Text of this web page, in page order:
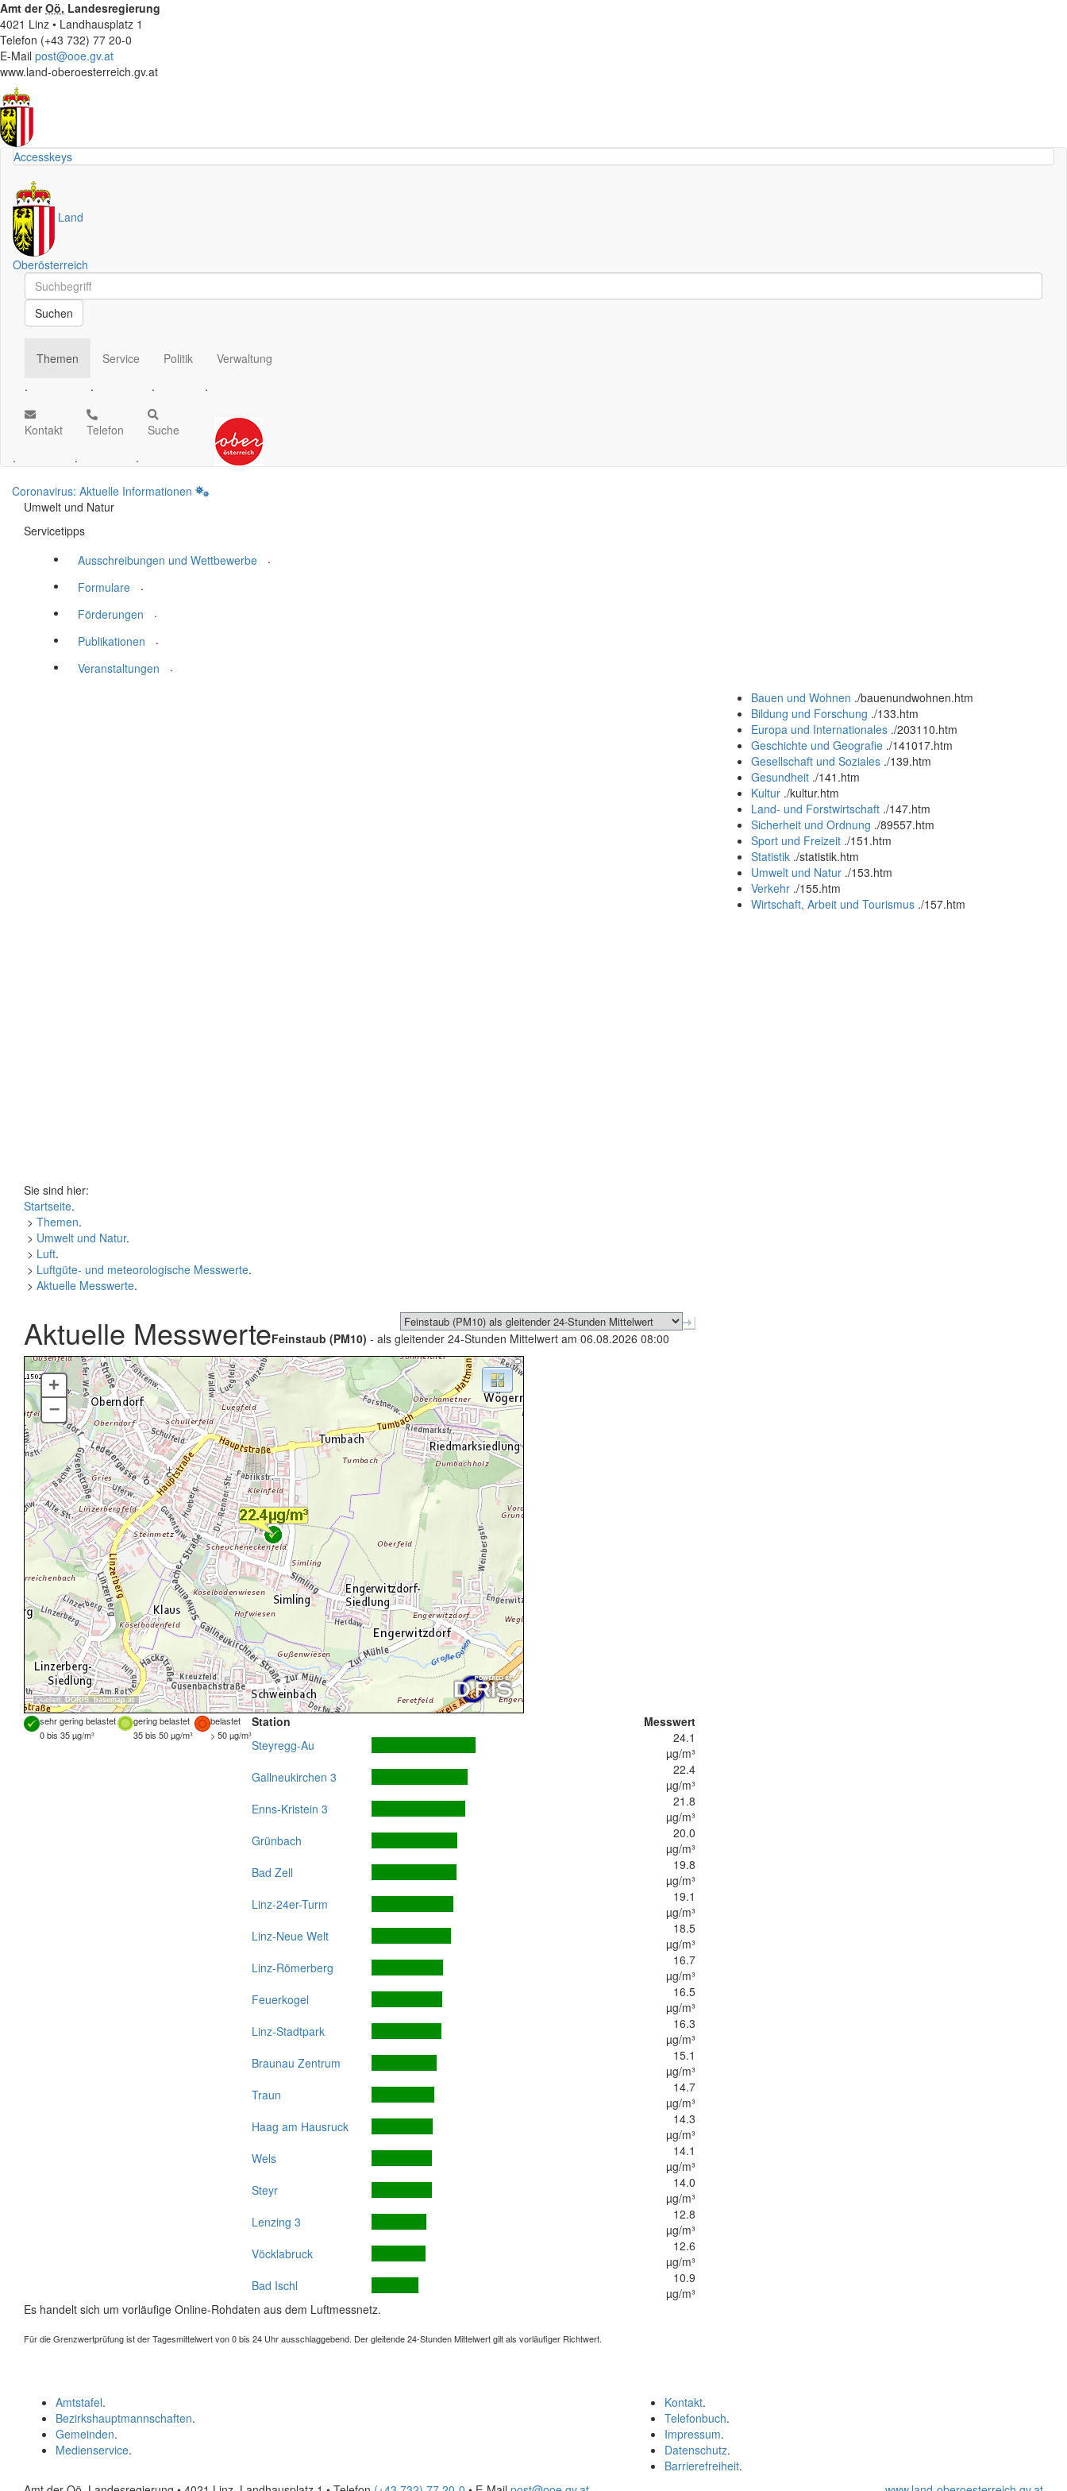
Amt derOö. Landesregierung
4021 Linz • Landhausplatz 1
Telefon (+43 732) 77 20-0
E-Mail post@ooe.gv.at
www.land-oberoesterreich.gv.at
Accesskeys
Land
Oberösterreich
Schnellsuche
Schnellsuche
Suchen
Themen
.
Service
.
Politik
.
Verwaltung
.
Kontakt
.
Telefon
.
Suche
.
Coronavirus: Aktuelle Informationen
Umwelt und Natur
Servicetipps
Ausschreibungen und Wettbewerbe
.
Formulare
.
Förderungen
.
Publikationen
.
Veranstaltungen
.
Bauen und Wohnen ./bauenundwohnen.htm
Bildung und Forschung ./133.htm
Europa und Internationales ./203110.htm
Geschichte und Geografie ./141017.htm
Gesellschaft und Soziales ./139.htm
Gesundheit ./141.htm
Kultur ./kultur.htm
Land- und Forstwirtschaft ./147.htm
Sicherheit und Ordnung ./89557.htm
Sport und Freizeit ./151.htm
Statistik ./statistik.htm
Umwelt und Natur ./153.htm
Verkehr ./155.htm
Wirtschaft, Arbeit und Tourismus ./157.htm
Sie sind hier:
Startseite.
> Themen.
> Umwelt und Natur.
> Luft.
> Luftgüte- und meteorologische Messwerte.
> Aktuelle Messwerte.
Aktuelle MesswerteFeinstaub (PM10) - als gleitender 24-Stunden Mittelwert am 06.08.2026 08:00
Quellen: DORIS, basemap.at
+
–
sehr gering belastet gering belastet
belastet
0 bis 35 µg/m³
35 bis 50 µg/m³ > 50 µg/m³
Station
Messwert
Steyregg-Au
24.1
µg/m³
Gallneukirchen 3
22.4
µg/m³
Enns-Kristein 3
21.8
µg/m³
Grünbach
20.0
µg/m³
Bad Zell
19.8
µg/m³
Linz-24er-Turm
19.1
µg/m³
Linz-Neue Welt
18.5
µg/m³
Linz-Römerberg
16.7
µg/m³
Feuerkogel
16.5
µg/m³
Linz-Stadtpark
16.3
µg/m³
Braunau Zentrum
15.1
µg/m³
Traun
14.7
µg/m³
Haag am Hausruck
14.3
µg/m³
Wels
14.1
µg/m³
Steyr
14.0
µg/m³
Lenzing 3
12.8
µg/m³
Vöcklabruck
12.6
µg/m³
Bad Ischl
10.9
µg/m³
Es handelt sich um vorläufige Online-Rohdaten aus dem Luftmessnetz.
Für die Grenzwertprüfung ist der Tagesmittelwert von 0 bis 24 Uhr ausschlaggebend. Der gleitende 24-Stunden Mittelwert gilt als vorläufiger Richtwert.
Kontakt.
Telefonbuch.
Impressum.
Datenschutz.
Barrierefreiheit.
Amtstafel.
Bezirkshauptmannschaften.
Gemeinden.
Medienservice.